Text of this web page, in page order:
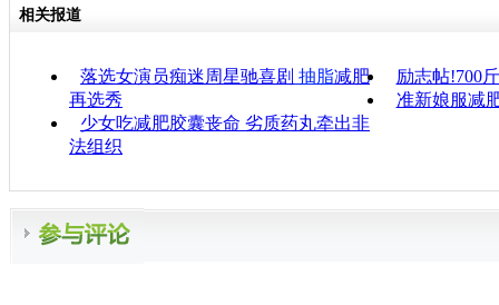
相关报道
落选女演员痴迷周星驰喜剧 抽脂减肥
再选秀
励志帖!700
准新娘服减
少女吃减肥胶囊丧命 劣质药丸牵出非
法组织